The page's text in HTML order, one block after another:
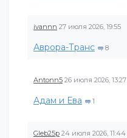
ivannn 27 июля 2026, 19:55
Аврора-Транс 8
Antonn5 26 июля 2026, 13:27
Адам и Ева 1
Gleb25p 24 июля 2026, 11:44